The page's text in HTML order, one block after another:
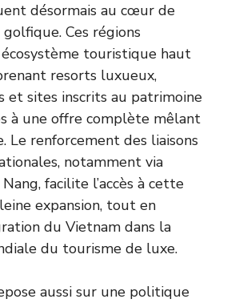
désormais au cœur de
Ces régions
écosystème touristique haut
resorts luxueux,
et sites inscrits au patrimoine
à une offre complète mêlant
renforcement des liaisons
notamment via
facilite l’accès à cette
expansion, tout en
du Vietnam dans la
du tourisme de luxe.
aussi sur une politique